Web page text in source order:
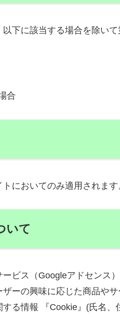
下に該当する場合を除い
合
においてのみ適用されます
いて
ビス（Googleアドセンス）
ーの興味に応じた商品や
る情報 『Cookie』(氏名